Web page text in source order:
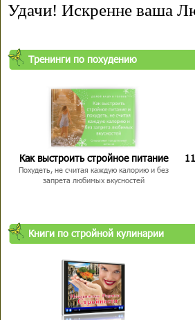
Удачи! Искренне ваша
Тренинги по похудению
Как выстроить стройное питание
Похудеть, не считая каждую калорию и без
запрета любимых вкусностей
Книги по стройной кулинарии